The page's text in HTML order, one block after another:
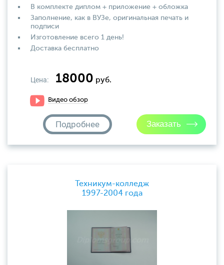
В комплекте диплом + приложение + обложка
Заполнение, как в ВУЗе, оригинальная печать и
подписи
Изготовление всего 1 день!
Доставка бесплатно
Цена: 18000 руб.
Видео обзор
Подробнее
Техникум-колледж
1997-2004 года